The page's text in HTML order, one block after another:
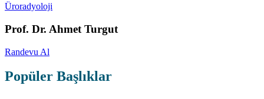
Üroradyoloji
Prof. Dr. Ahmet Turgut
Randevu Al
Popüler Başlıklar